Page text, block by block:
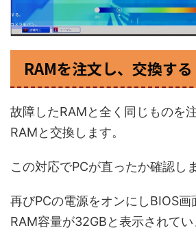
RAMを注文し、交換する
故障したRAMと全く同じものを
RAMと交換します。
この対応でPCが直ったか確認し
再びPCの電源をオンにしBIOS画
RAM容量が32GBと表示されてい